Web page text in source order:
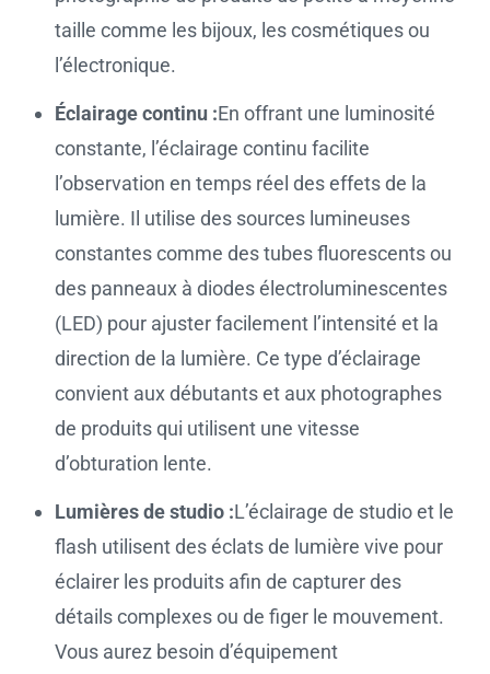
taille comme les bijoux, les cosmétiques ou
l’électronique.
Éclairage continu :En offrant une luminosité
constante, l’éclairage continu facilite
l’observation en temps réel des effets de la
lumière. Il utilise des sources lumineuses
constantes comme des tubes fluorescents ou
des panneaux à diodes électroluminescentes
(LED) pour ajuster facilement l’intensité et la
direction de la lumière. Ce type d’éclairage
convient aux débutants et aux photographes
de produits qui utilisent une vitesse
d’obturation lente.
Lumières de studio :L’éclairage de studio et le
flash utilisent des éclats de lumière vive pour
éclairer les produits afin de capturer des
détails complexes ou de figer le mouvement.
Vous aurez besoin d’équipement